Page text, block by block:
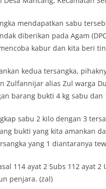
mendapatkan sabu
diberikan pada Agam
kabur dan kita beri
kedua tersangka,
Zulfannijar alias Zul warga
barang bukti 4 kg sabu
sabu 2 kilo dengan 3
bukti yang kita amankan
yang 1 diantaranya
114 ayat 2 Subs 112 ayat
penjara. (zal)